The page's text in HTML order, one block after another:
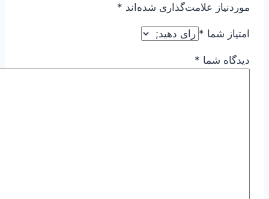
موردنیاز علامت‌گذاری شده‌اند *
امتیاز شما *
دیدگاه شما *